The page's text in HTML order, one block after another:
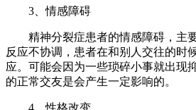
3、情感障碍
精神分裂症患者的情感障碍，主
反应不协调，患者在和别人交往的时
应。可能会因为一些琐碎小事就出现
的正常交友是会产生一定影响的。
4、性格改变